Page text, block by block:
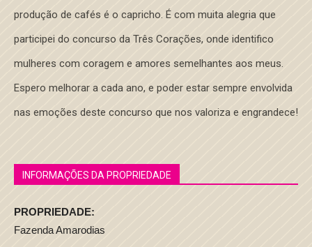
produção de cafés é o capricho. É com muita alegria que
participei do concurso da Três Corações, onde identifico
mulheres com coragem e amores semelhantes aos meus.
Espero melhorar a cada ano, e poder estar sempre envolvida
nas emoções deste concurso que nos valoriza e engrandece!
INFORMAÇÕES DA PROPRIEDADE
PROPRIEDADE:
Fazenda Amarodias